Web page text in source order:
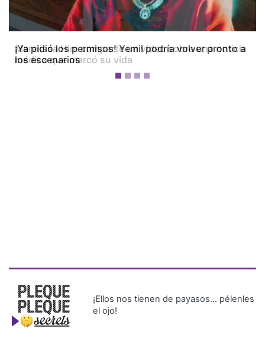
¡Ya pidió los permisos! Yemil podría volver pronto a
los escenarios
¡Ellos nos tienen de payasos… pélenles
el ojo!